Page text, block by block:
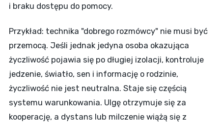
i braku dostępu do pomocy.
Przykład: technika "dobrego rozmówcy" nie musi być
przemocą. Jeśli jednak jedyna osoba okazująca
życzliwość pojawia się po długiej izolacji, kontroluje
jedzenie, światło, sen i informację o rodzinie,
życzliwość nie jest neutralna. Staje się częścią
systemu warunkowania. Ulgę otrzymuje się za
kooperację, a dystans lub milczenie wiążą się z